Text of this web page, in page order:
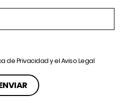
de Privacidady elAviso Legal